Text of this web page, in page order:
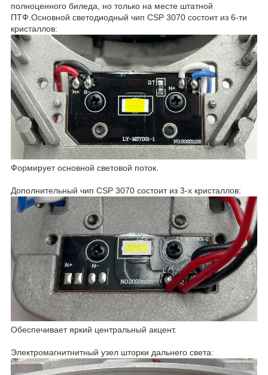
полноценного биледа, но только на месте штатной
ПТФ.Основной светодиодный чип CSP 3070 состоит из 6-ти
кристаллов:
Формирует основной световой поток.
Дополнительный чип CSP 3070 состоит из 3-х кристаллов:
Обеспечивает яркий центральный акцент.
Электромагнитнитный узел шторки дальнего света: